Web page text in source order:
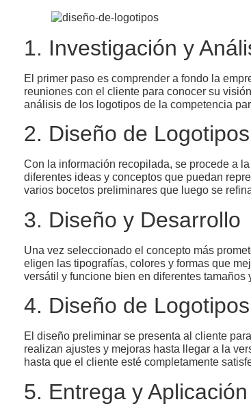
1. Investigación y
El primer paso es comprender a fondo la
reuniones con el cliente para conocer su
análisis de los logotipos de la competencia
2. Diseño de
Con la información recopilada, se procede a
diferentes ideas y conceptos que puedan
varios bocetos preliminares que luego se
3. Diseño y Desarrollo
Una vez seleccionado el concepto más
eligen las tipografías, colores y formas que
versátil y funcione bien en diferentes tamaños
4. Diseño de
El diseño preliminar se presenta al cliente
realizan ajustes y mejoras hasta llegar a la
hasta que el cliente esté completamente
5. Entrega y Aplicación